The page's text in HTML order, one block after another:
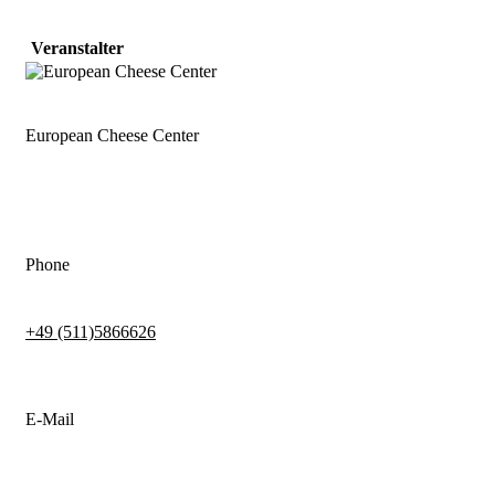
Veranstalter
European Cheese Center
Phone
+49 (511)5866626
E-Mail